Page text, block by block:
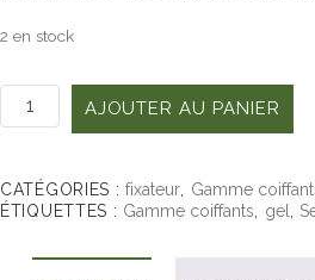
2 en stock
quantité
AJOUTER AU PANIER
CATÉGORIES :fixateur
Gamme
ÉTIQUETTES : Gamme coiffants gel